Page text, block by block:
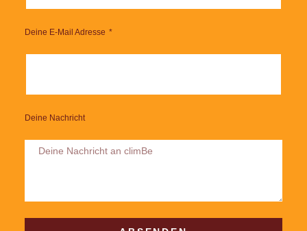
Deine E-Mail Adresse
Deine Nachricht